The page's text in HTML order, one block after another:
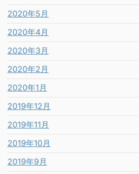
2020年5月
2020年4月
2020年3月
2020年2月
2020年1月
2019年12月
2019年11月
2019年10月
2019年9月